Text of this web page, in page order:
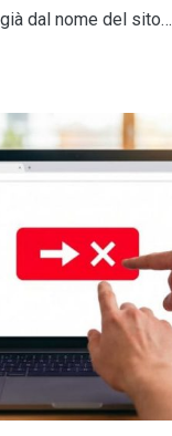
dal nome del sito…